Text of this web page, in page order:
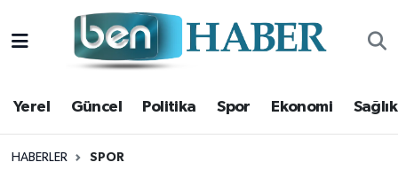
Yerel Güncel Politika Spor Ekonomi Sağlık
HABERLER SPOR
Yerel
Güncel
Politika
Hava Durumu
Trafik Durumu
Süper Lig Puan Durumu ve Fikstür